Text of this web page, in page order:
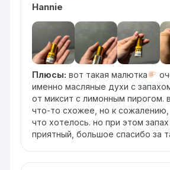
Hannie
Плюсы: вот такая малютка
именно масляные духи с
от миксит с лимонным пирогом.
что-то схожее, но к сожалению,
что хотелось. но при этом
приятный, большое спасибо за